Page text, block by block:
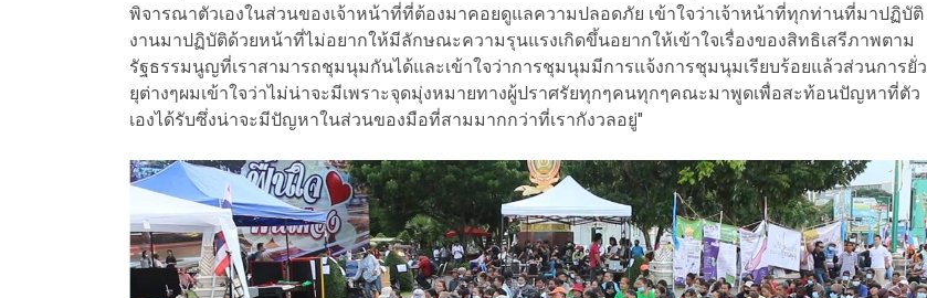
พิจารณาตัวเองในส่วนของเจ้าหน้าที่ที่ต้องมาคอยดูแลความปลอดภัย เข้าใจว่าเจ้าหน้าที่ทุกท่านที่มาปฏิบัติ
งานมาปฏิบัติด้วยหน้าที่ไม่อยากให้มีลักษณะความรุนแรงเกิดขึ้นอยากให้เข้าใจเรื่องของสิทธิเสรีภาพตาม
รัฐธรรมนูญที่เราสามารถชุมนุมกันได้และเข้าใจว่าการชุมนุมมีการแจ้งการชุมนุมเรียบร้อยแล้วส่วนการยั่ว
ยุต่างๆผมเข้าใจว่าไม่น่าจะมีเพราะจุดมุ่งหมายทางผู้ปราศรัยทุกๆคนทุกๆคณะมาพูดเพื่อสะท้อนปัญหาที่ตัว
เองได้รับซึ่งน่าจะมีปัญหาในส่วนของมือที่สามมากกว่าที่เรากังวลอยู่"